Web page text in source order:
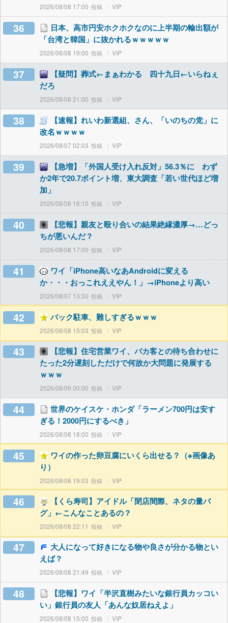
2026/08/08 17:00 VIP
36
日本、高市円安ホクホクなのに上半期の輸出額が
「台湾と韓国」に抜かれるｗｗｗｗｗ
2026/08/08 19:00 VIP
37
【疑問】葬式←まぁわかる 四十九日←いらねぇ
だろ
2026/08/08 21:00 VIP
38
【速報】れいわ新選組、さん、「いのちの党」に
改名ｗｗｗｗ
2026/08/07 02:03 VIP
39
【急増】「外国人受け入れ反対」56.3％に わず
か2年で20.7ポイント増、東大調査「若い世代ほど増
加」
2026/08/08 16:10 VIP
40
【悲報】親友と殴り合いの結果絶縁濃厚→…どっ
ちが悪いんだ？
2026/08/08 17:00 VIP
41
ワイ「iPhone高いなあAndroidに変える
か・・・おっこれええやん！」→iPhoneより高い
2026/08/07 13:30 VIP
42 バック駐車、難しすぎるｗｗｗ
2026/08/08 15:03 VIP
43
【悲報】住宅営業ワイ、バカ客との待ち合わせに
たった2分遅刻しただけで何故か大問題に発展する
ｗｗｗ
2026/08/09 00:00 VIP
44
世界のケイスケ・ホンダ「ラーメン700円は安す
ぎる！2000円にするべき」
2026/08/08 18:00 VIP
45
ワイの作った卵豆腐にいくら出せる？（※画像あ
り）
2026/08/08 19:03 VIP
46
【くら寿司】アイドル「閉店間際、ネタの量バ
グ」←こんなことあるの？
2026/08/08 22:11 VIP
47
大人になって好きになる物や良さが分かる物とい
えば？
2026/08/08 21:49 VIP
48
【悲報】ワイ「半沢直樹みたいな銀行員カッコい
い」銀行員の友人「あんな奴居ねえよ」
2026/08/08 15:00 VIP